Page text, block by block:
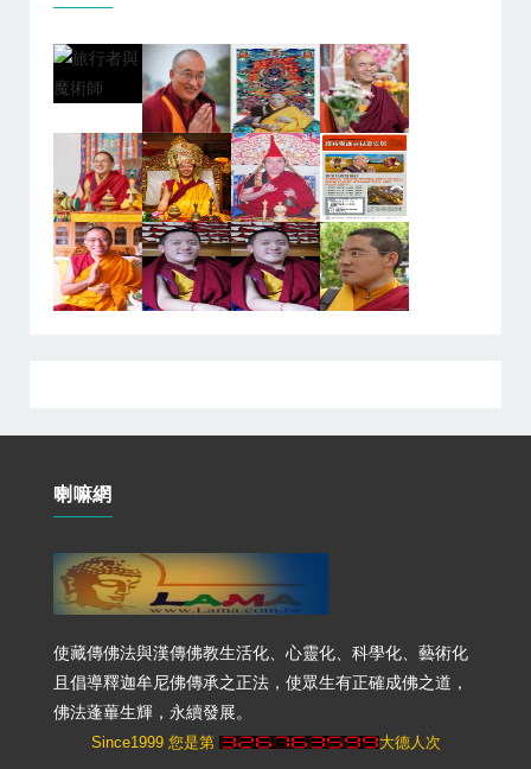
喇嘛網
使藏傳佛法與漢傳佛教生活化、心靈化、科學化、藝術化
且倡導釋迦牟尼佛傳承之正法，使眾生有正確成佛之道，
佛法蓬蓽生輝，永續發展。
Since1999 您是第 大德人次